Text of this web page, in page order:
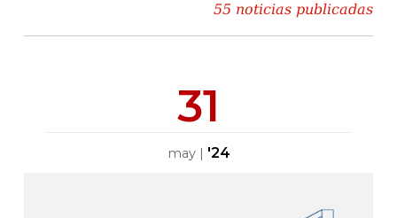
55 noticias publicadas
31
may| '24